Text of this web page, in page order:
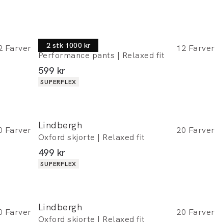
Farver 2 stk 1000 kr
Lindbergh
Performance pants | Relaxed fit
12 Farver
I alt (inkl. rabat)
599 kr
Produkt egenskaber
SUPERFLEX
Farver Lindbergh
Oxford skjorte | Relaxed fit
20 Farver
I alt (inkl. rabat)
499 kr
Produkt egenskaber
SUPERFLEX
Farver Lindbergh
Oxford skjorte | Relaxed fit
20 Farver